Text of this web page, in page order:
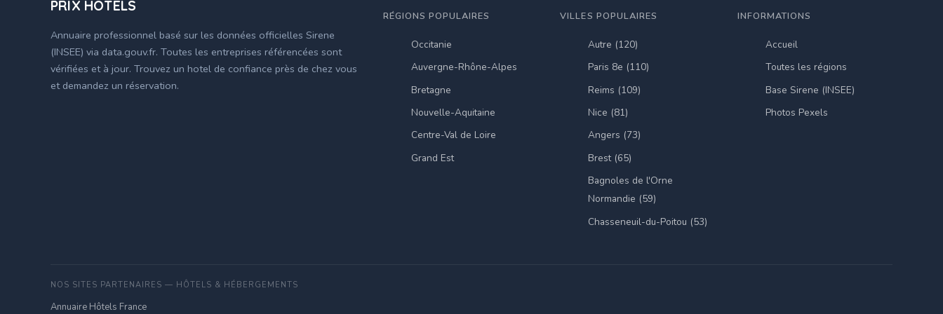
PRIX HÔTELS
Annuaire professionnel basé sur les données officielles Sirene
(INSEE) via data.gouv.fr. Toutes les entreprises référencées sont
vérifiées et à jour. Trouvez un hotel de confiance près de chez vous
et demandez un réservation.
RÉGIONS POPULAIRES
Occitanie
Auvergne-Rhône-Alpes
Bretagne
Nouvelle-Aquitaine
Centre-Val de Loire
Grand Est
VILLES POPULAIRES
Autre (120)
Paris 8e (110)
Reims (109)
Nice (81)
Angers (73)
Brest (65)
Bagnoles de l'Orne
Normandie (59)
Chasseneuil-du-Poitou (53)
INFORMATIONS
Accueil
Toutes les régions
Base Sirene (INSEE)
Photos Pexels
NOS SITES PARTENAIRES — HÔTELS & HÉBERGEMENTS
Annuaire Hôtels France